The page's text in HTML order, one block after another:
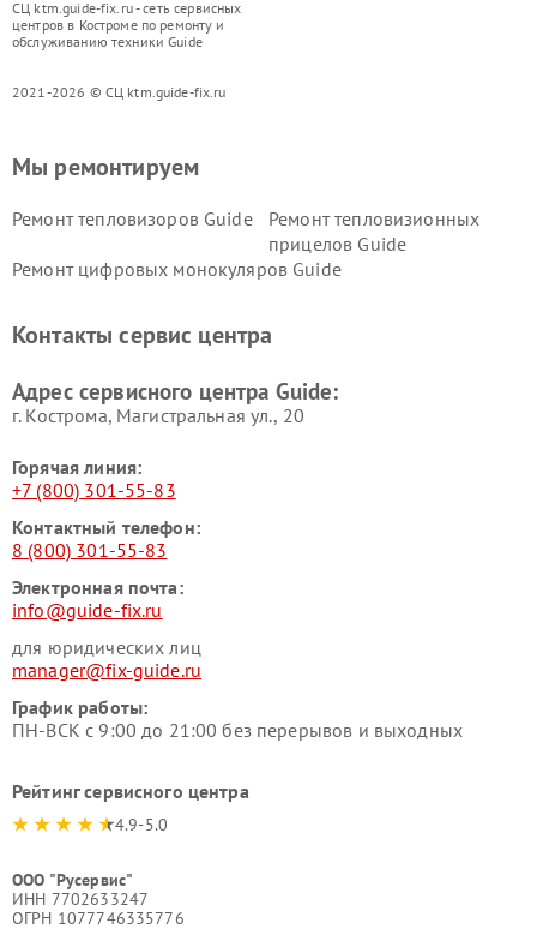
СЦ ktm.guide-fix.ru - сеть сервисных
центров в Костроме по ремонту и
обслуживанию техники Guide
2021-2026 © СЦ ktm.guide-fix.ru
Мы ремонтируем
Ремонт тепловизоров Guide
Ремонт тепловизионных
прицелов Guide
Ремонт цифровых монокуляров Guide
Контакты сервис центра
Адрес сервисного центра Guide:
г. Кострома, Магистральная ул., 20
Горячая линия:
+7 (800) 301-55-83
Контактный телефон:
8 (800) 301-55-83
Электронная почта:
info@guide-fix.ru
для юридических лиц
manager@fix-guide.ru
График работы:
ПН-ВСК с 9:00 до 21:00 без перерывов и выходных
Рейтинг сервисного центра
4.9-5.0
ООО "Русервис"
ИНН 7702633247
ОГРН 1077746335776